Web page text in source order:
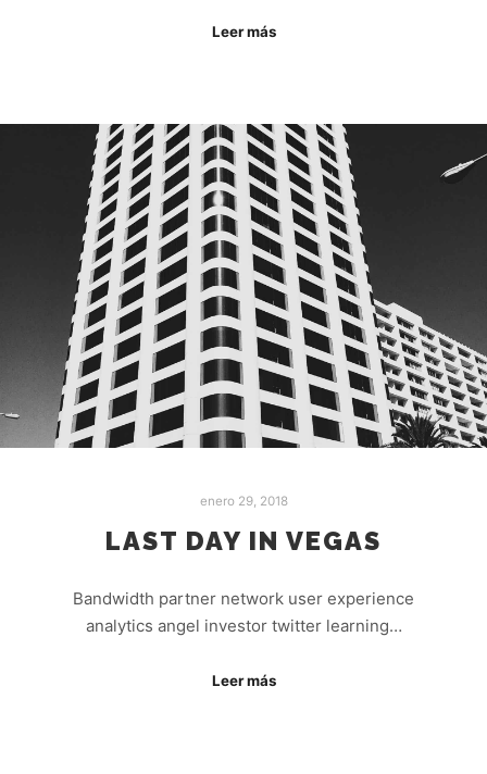
Leer más
enero 29, 2018
LAST DAY IN VEGAS
Bandwidth partner network user experience
analytics angel investor twitter learning…
Leer más